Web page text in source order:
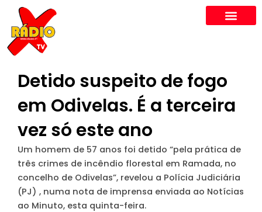
content
Detido suspeito de fogo
em Odivelas. É a terceira
vez só este ano
Um homem de 57 anos foi detido “pela prática de
três crimes de incêndio florestal em Ramada, no
concelho de Odivelas”, revelou a Polícia Judiciária
(PJ) , numa nota de imprensa enviada ao Notícias
ao Minuto, esta quinta-feira.